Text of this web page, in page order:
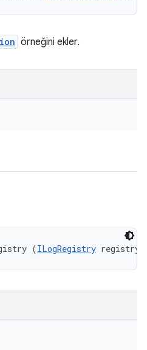
örneğini ekler.
(ILogRegistry registry)